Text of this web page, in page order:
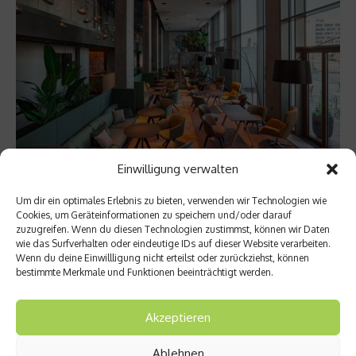
Einwilligung verwalten
Um dir ein optimales Erlebnis zu bieten, verwenden wir Technologien wie
Cookies, um Geräteinformationen zu speichern und/oder darauf
zuzugreifen. Wenn du diesen Technologien zustimmst, können wir Daten
wie das Surfverhalten oder eindeutige IDs auf dieser Website verarbeiten.
Wenn du deine Einwillligung nicht erteilst oder zurückziehst, können
bestimmte Merkmale und Funktionen beeinträchtigt werden.
Akzeptieren
Ablehnen
Beitrag teilen
vorheriger Beitrag
NH
Collec